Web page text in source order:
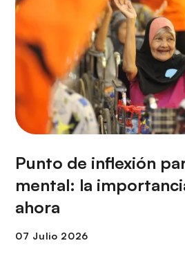
Punto de inflexión
mental: la
ahora